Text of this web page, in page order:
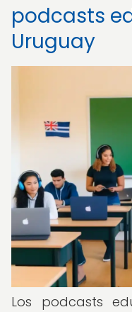
podcasts
Uruguay
Los podcasts